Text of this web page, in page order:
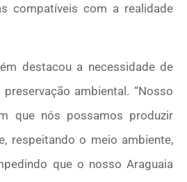
compatíveis com a realidade
destacou a necessidade de
ambiental. “Nosso
que nós possamos produzir
respeitando o meio ambiente,
que o nosso Araguaia